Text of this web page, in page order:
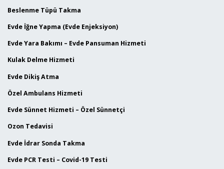
Beslenme Tüpü Takma
Evde İğne Yapma (Evde Enjeksiyon)
Evde Yara Bakımı – Evde Pansuman Hizmeti
Kulak Delme Hizmeti
Evde Dikiş Atma
Özel Ambulans Hizmeti
Evde Sünnet Hizmeti – Özel Sünnetçi
Ozon Tedavisi
Evde İdrar Sonda Takma
Evde PCR Testi – Covid-19 Testi